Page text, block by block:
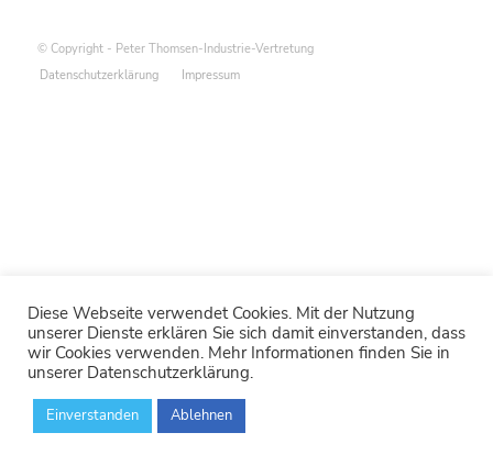
© Copyright - Peter Thomsen-Industrie-Vertretung
Datenschutzerklärung
Impressum
Diese Webseite verwendet Cookies. Mit der Nutzung
unserer Dienste erklären Sie sich damit einverstanden, dass
wir Cookies verwenden. Mehr Informationen finden Sie in
unserer Datenschutzerklärung.
Einverstanden Ablehnen